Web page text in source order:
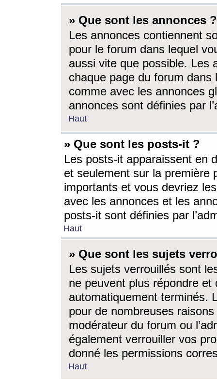
» Que sont les annonces ?
Les annonces contiennent
pour le forum dans lequel
aussi vite que possible. Les
chaque page du forum dans
comme avec les annonces
annonces sont définies par
Haut
» Que sont les posts-it ?
Les posts-it apparaissent en
et seulement sur la première
importants et vous devriez
avec les annonces et les
posts-it sont définies par
Haut
» Que sont les sujets
Les sujets verrouillés sont
ne peuvent plus répondre
automatiquement terminés.
pour de nombreuses
modérateur du forum ou
également verrouiller vos
donné les permissions
Haut